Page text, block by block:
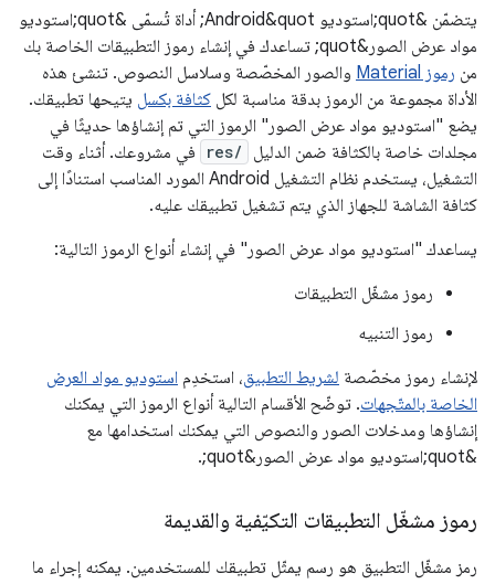
يتضمّن &quot;استوديو Android&quot; أداة تُسمّى &quot;استوديو
مواد عرض الصور&quot; تساعدك في إنشاء رموز التطبيقات الخاصة بك
من رموز Material
والصور المخصّصة وسلاسل النصوص. تنشئ هذه
الأداة مجموعة من الرموز بدقة مناسبة لكل كثافة بكسل يتيحها تطبيقك.
يضع "استوديو مواد عرض الصور" الرموز التي تم إنشاؤها حديثًا في
مجلدات خاصة بالكثافة ضمن الدليل
res/
في مشروعك. أثناء وقت
التشغيل، يستخدم نظام التشغيل Android المورد المناسب استنادًا إلى
كثافة الشاشة للجهاز الذي يتم تشغيل تطبيقك عليه.
يساعدك "استوديو مواد عرض الصور" في إنشاء أنواع الرموز التالية:
رموز مشغّل التطبيقات
رموز التنبيه
لإنشاء رموز مخصّصة لشريط التطبيق، استخدِم استوديو مواد العرض
الخاصة بالمتّجهات. توضّح الأقسام التالية أنواع الرموز التي يمكنك
إنشاؤها ومدخلات الصور والنصوص التي يمكنك استخدامها مع
&quot;استوديو مواد عرض الصور&quot;.
رموز مشغّل التطبيقات التكيّفية والقديمة
رمز مشغّل التطبيق هو رسم يمثّل تطبيقك للمستخدمين. يمكنه إجراء ما